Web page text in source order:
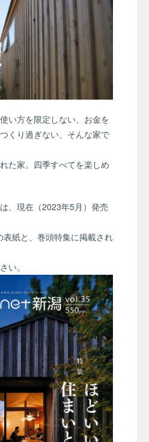
い方を限定しない、お金を
くり過ぎない、そんな家で
た家。四季すべてを楽しめ
、現在（2023年5月）発売
表紙と、巻頭特集に掲載され
い。